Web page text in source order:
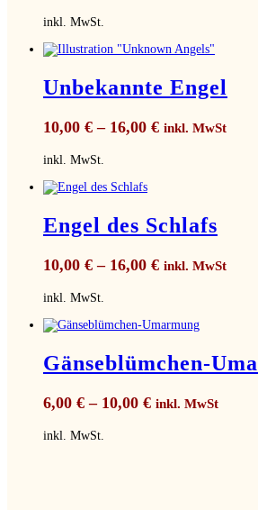
inkl. MwSt.
Unbekannte Engel
10,00 € – 16,00 € inkl. MwSt
inkl. MwSt.
Engel des Schlafs
10,00 € – 16,00 € inkl. MwSt
inkl. MwSt.
Gänseblümchen-
6,00 € – 10,00 € inkl. MwSt
inkl. MwSt.